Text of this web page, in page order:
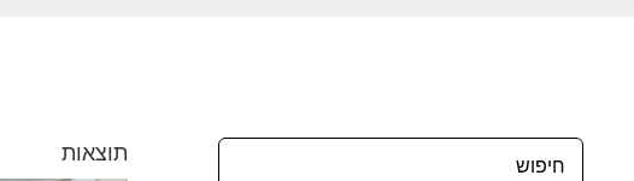
תוצאות